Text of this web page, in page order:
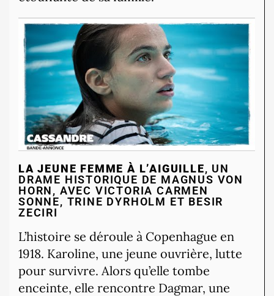
LA JEUNE FEMME À L’AIGUILLE, UN
DRAME HISTORIQUE DE MAGNUS VON
HORN, AVEC VICTORIA CARMEN
SONNE, TRINE DYRHOLM ET BESIR
ZECIRI
L’histoire se déroule à Copenhague en
1918. Karoline, une jeune ouvrière, lutte
pour survivre. Alors qu’elle tombe
enceinte, elle rencontre Dagmar, une